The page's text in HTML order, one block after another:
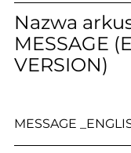
Nazwa
MESSAGE
VERSION)
MESSAGE